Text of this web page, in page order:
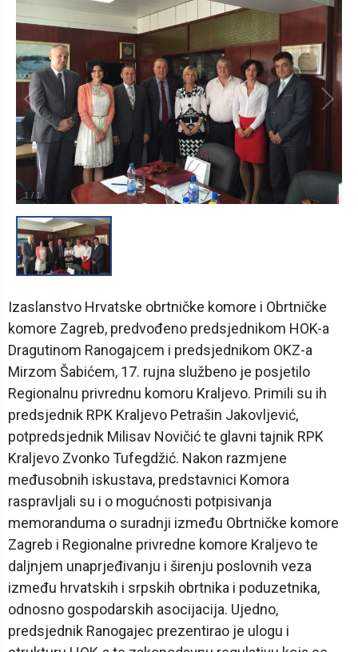
1 / 1
Izaslanstvo Hrvatske obrtničke komore i Obrtničke
komore Zagreb, predvođeno predsjednikom HOK-a
Dragutinom Ranogajcem i predsjednikom OKZ-a
Mirzom Šabićem, 17. rujna službeno je posjetilo
Regionalnu privrednu komoru Kraljevo. Primili su ih
predsjednik RPK Kraljevo Petrašin Jakovljević,
potpredsjednik Milisav Novičić te glavni tajnik RPK
Kraljevo Zvonko Tufegdžić. Nakon razmjene
međusobnih iskustava, predstavnici Komora
raspravljali su i o mogućnosti potpisivanja
memoranduma o suradnji između Obrtničke komore
Zagreb i Regionalne privredne komore Kraljevo te
daljnjem unaprjeđivanju i širenju poslovnih veza
između hrvatskih i srpskih obrtnika i poduzetnika,
odnosno gospodarskih asocijacija. Ujedno,
predsjednik Ranogajec prezentirao je ulogu i